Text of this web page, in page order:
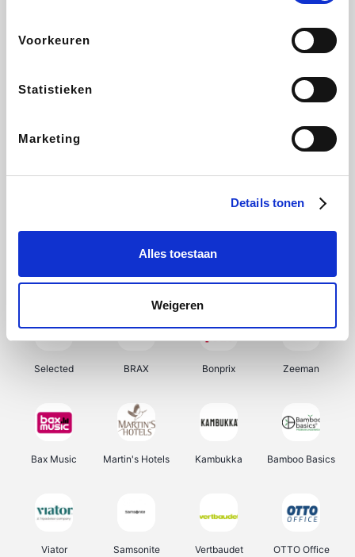
Voorkeuren
Statistieken
Marketing
Details tonen
Alles toestaan
Weigeren
Lufthansa
CheapTickets.be DeubaXXL
Samsung My Jewellery Delonghi Tennis Point
Selected BRAX Bonprix Zeeman
Bax Music Martin's Hotels Kambukka Bamboo Basics
Viator Samsonite Vertbaudet OTTO Office